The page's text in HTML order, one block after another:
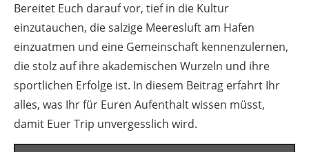
Bereitet Euch darauf vor, tief in die Kultur
einzutauchen, die salzige Meeresluft am Hafen
einzuatmen und eine Gemeinschaft kennenzulernen,
die stolz auf ihre akademischen Wurzeln und ihre
sportlichen Erfolge ist. In diesem Beitrag erfahrt Ihr
alles, was Ihr für Euren Aufenthalt wissen müsst,
damit Euer Trip unvergesslich wird.